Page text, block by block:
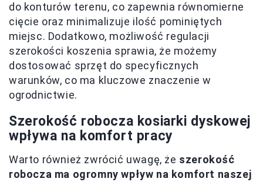
do konturów terenu, co zapewnia równomierne
cięcie oraz minimalizuje ilość pominiętych
miejsc. Dodatkowo, możliwość regulacji
szerokości koszenia sprawia, że możemy
dostosować sprzęt do specyficznych
warunków, co ma kluczowe znaczenie w
ogrodnictwie.
Szerokość robocza kosiarki dyskowej
wpływa na komfort pracy
Warto również zwrócić uwagę, że szerokość
robocza ma ogromny wpływ na komfort naszej